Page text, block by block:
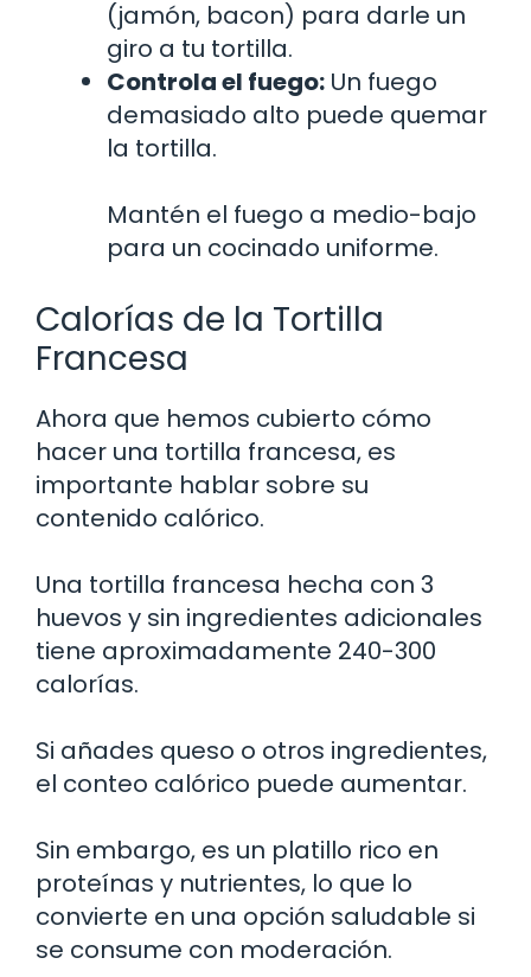
(jamón, bacon) para darle un
giro a tu tortilla.
Controla el fuego: Un fuego
demasiado alto puede quemar
la tortilla.
Mantén el fuego a medio-bajo
para un cocinado uniforme.
Calorías de la Tortilla
Francesa
Ahora que hemos cubierto cómo
hacer una tortilla francesa, es
importante hablar sobre su
contenido calórico.
Una tortilla francesa hecha con 3
huevos y sin ingredientes adicionales
tiene aproximadamente 240-300
calorías.
Si añades queso o otros ingredientes,
el conteo calórico puede aumentar.
Sin embargo, es un platillo rico en
proteínas y nutrientes, lo que lo
convierte en una opción saludable si
se consume con moderación.